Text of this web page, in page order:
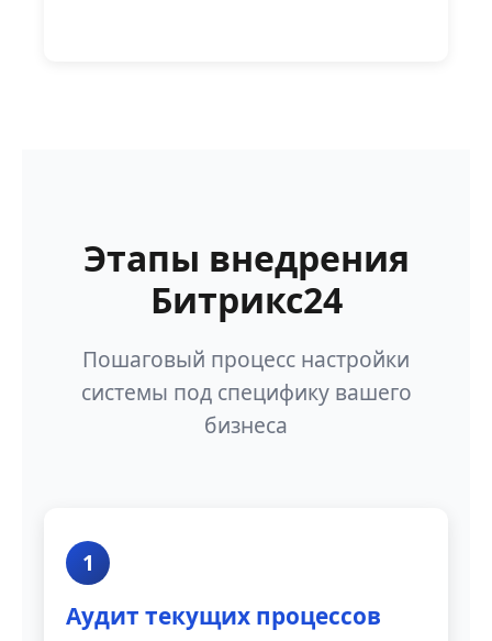
Этапы внедрения
Битрикс24
Пошаговый процесс настройки
системы под специфику вашего
бизнеса
1
Аудит текущих процессов